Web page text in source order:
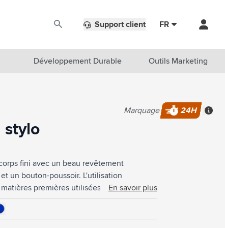
Support client FR
Développement Durable Outils Marketing
stylo
Marquage
24H
fini avec un beau revêtement
un bouton-poussoir. L'utilisation
premières utilisées pour la
et moins d'utilisation d'eau.
En savoir plus